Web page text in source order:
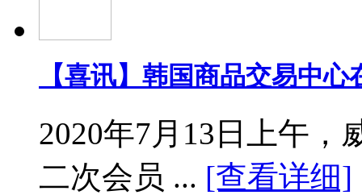
【喜讯】韩国商品交易中
2020年7月13日上午，
二次会员 ... [查看详细]